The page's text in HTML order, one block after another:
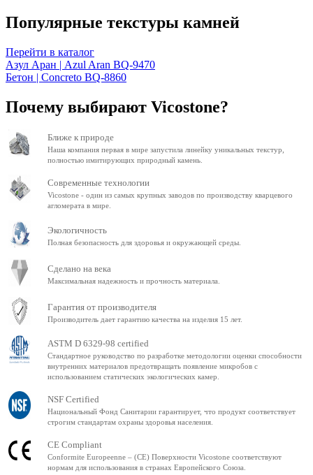
Популярные текстуры камней
Перейти в каталог
Азул Аран | Azul Aran BQ-9470
Бетон | Concreto BQ-8860
Почему выбирают Vicostone?
Ближе к природе
Наша компания первая в мире запустила линейку уникальных текстур,
полностью имитирующих природный камень.
Современные технологии
Vicostone - один из самых крупных заводов по производству кварцевого
агломерата в мире.
Экологичность
Полная безопасность для здоровья и окружающей среды.
Сделано на века
Максимальная надежность и прочность материала.
Гарантия от производителя
Производитель дает гарантию качества на изделия 15 лет.
ASTM D 6329-98 certified
Стандартное руководство по разработке методологии оценки способности
внутренних материалов предотвращать появление микробов с
использованием статических экологических камер.
NSF Certified
Национальный Фонд Санитарии гарантирует, что продукт соответствует
строгим стандартам охраны здоровья населения.
CE Compliant
Conformite Europeenne – (CE) Поверхности Vicostone соответствуют
нормам для использования в странах Европейского Союза.